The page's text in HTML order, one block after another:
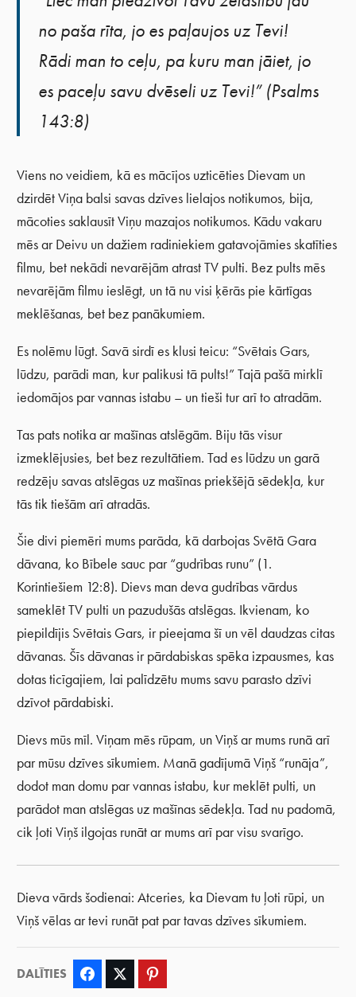
no paša rīta, jo es paļaujos uz Tevi!
Rādi man to ceļu, pa kuru man jāiet, jo
es paceļu savu dvēseli uz Tevi!” (Psalms
143:8)
Viens no veidiem, kā es mācījos uzticēties Dievam un
dzirdēt Viņa balsi savas dzīves lielajos notikumos, bija,
mācoties saklausīt Viņu mazajos notikumos. Kādu vakaru
mēs ar Deivu un dažiem radiniekiem gatavojāmies skatīties
filmu, bet nekādi nevarējām atrast TV pulti. Bez pults mēs
nevarējām filmu ieslēgt, un tā nu visi ķērās pie kārtīgas
meklēšanas, bet bez panākumiem.
Es nolēmu lūgt. Savā sirdī es klusi teicu: “Svētais Gars,
lūdzu, parādi man, kur palikusi tā pults!” Tajā pašā mirklī
iedomājos par vannas istabu – un tieši tur arī to atradām.
Tas pats notika ar mašīnas atslēgām. Biju tās visur
izmeklējusies, bet bez rezultātiem. Tad es lūdzu un garā
redzēju savas atslēgas uz mašīnas priekšējā sēdekļa, kur
tās tik tiešām arī atradās.
Šie divi piemēri mums parāda, kā darbojas Svētā Gara
dāvana, ko Bībele sauc par “gudrības runu” (1.
Korintiešiem 12:8). Dievs man deva gudrības vārdus
sameklēt TV pulti un pazudušās atslēgas. Ikvienam, ko
piepildījis Svētais Gars, ir pieejama šī un vēl daudzas citas
dāvanas. Šīs dāvanas ir pārdabiskas spēka izpausmes, kas
dotas ticīgajiem, lai palīdzētu mums savu parasto dzīvi
dzīvot pārdabiski.
Dievs mūs mīl. Viņam mēs rūpam, un Viņš ar mums runā arī
par mūsu dzīves sīkumiem. Manā gadījumā Viņš “runāja”,
dodot man domu par vannas istabu, kur meklēt pulti, un
parādot man atslēgas uz mašīnas sēdekļa. Tad nu padomā,
cik ļoti Viņš ilgojas runāt ar mums arī par visu svarīgo.
Dieva vārds šodienai: Atceries, ka Dievam tu ļoti rūpi, un
Viņš vēlas ar tevi runāt pat par tavas dzīves sīkumiem.
DALĪTIES Facebook Twitter